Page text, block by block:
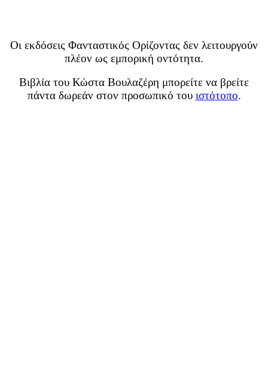
Οι εκδόσεις Φανταστικός Ορίζοντας δεν λειτουργούν
πλέον ως εμπορική οντότητα.
Βιβλία του Κώστα Βουλαζέρη μπορείτε να βρείτε
πάντα δωρεάν στον προσωπικό του ιστότοπο.